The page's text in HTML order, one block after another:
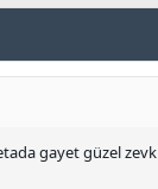
gayet güzel